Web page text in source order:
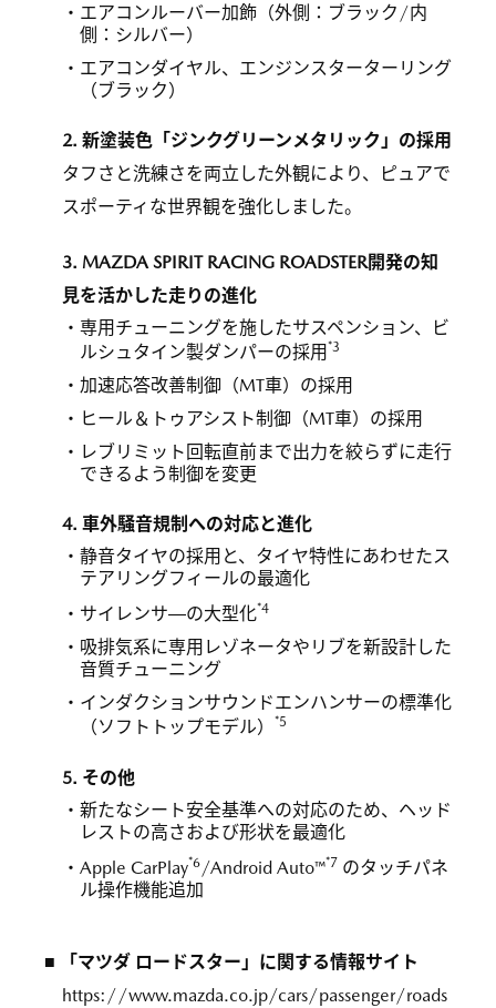
エアコンルーバー加飾（外側：ブラック/内
側：シルバー）
エアコンダイヤル、エンジンスターターリング
（ブラック）
2. 新塗装色「ジンクグリーンメタリック」の採用
タフさと洗練さを両立した外観により、ピュアで
スポーティな世界観を強化しました。
3. MAZDA SPIRIT RACING ROADSTER開発の知
見を活かした走りの進化
専用チューニングを施したサスペンション、ビ
ルシュタイン製ダンパーの採用 *3
加速応答改善制御（MT車）の採用
ヒール＆トゥアシスト制御（MT車）の採用
レブリミット回転直前まで出力を絞らずに走行
できるよう制御を変更
4. 車外騒音規制への対応と進化
静音タイヤの採用と、タイヤ特性にあわせたス
テアリングフィールの最適化
サイレンサ―の大型化*4
吸排気系に専用レゾネータやリブを新設計した
音質チューニング
インダクションサウンドエンハンサーの標準化
（ソフトトップモデル）
*5
5. その他
新たなシート安全基準への対応のため、ヘッド
レストの高さおよび形状を最適化
Apple CarPlay*6/Android Auto™*7 のタッチパネ
ル操作機能追加
■ 「マツダ ロードスター」に関する情報サイト
https://www.mazda.co.jp/cars/passenger/roads